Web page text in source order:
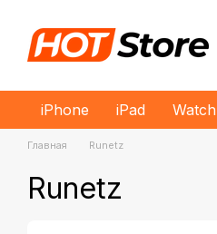
iPhone iPad Watch
Главная Runetz
Runetz